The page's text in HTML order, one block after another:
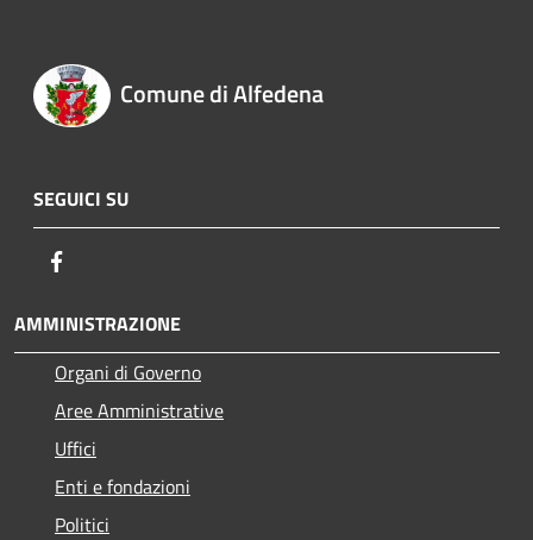
Comune di Alfedena
SEGUICI SU
AMMINISTRAZIONE
Organi di Governo
Aree Amministrative
Uffici
Enti e fondazioni
Politici